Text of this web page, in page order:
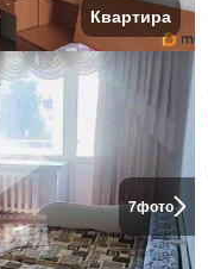
Квартира
7фото